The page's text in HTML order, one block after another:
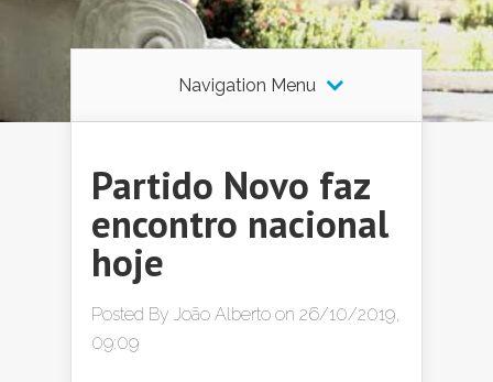
Navigation Menu
Partido Novo faz
encontro nacional
hoje
Posted By João Alberto on 26/10/2019,
09:09